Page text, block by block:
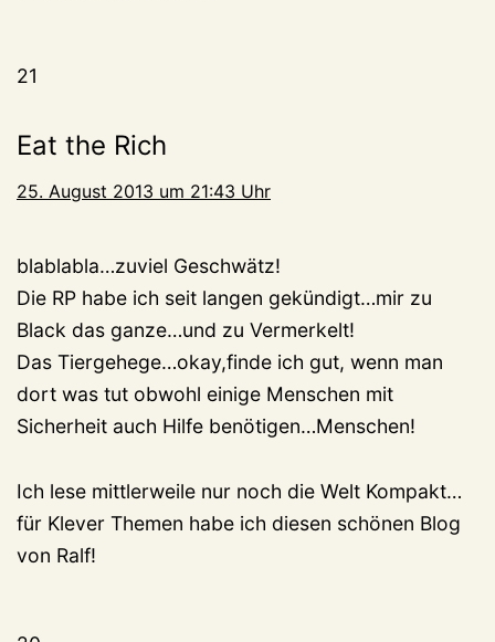
21
Eat the Rich
25. August 2013 um 21:43 Uhr
blablabla…zuviel Geschwätz!
Die RP habe ich seit langen gekündigt…mir zu
Black das ganze…und zu Vermerkelt!
Das Tiergehege…okay,finde ich gut, wenn man
dort was tut obwohl einige Menschen mit
Sicherheit auch Hilfe benötigen…Menschen!
Ich lese mittlerweile nur noch die Welt Kompakt…
für Klever Themen habe ich diesen schönen Blog
von Ralf!